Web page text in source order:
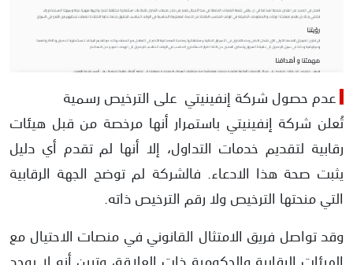
عدم حصول شركة إنفينيتي على الترخيص رسمية
تُعلن شركة إنفينيتي باستمرار أنها مرخصة من قبل هيئات
رقابية لتقديم خدمات التداول، إلا أنها لم تقدم أي دليل
يثبت صحة هذا الادعاء. فالشركة لم توضح الجهة الرقابية
التي منحتها الترخيص ولا رقم الترخيص ذاته.
وقد تواصل فريق الامتثال القانوني في منصات الاحتيال مع